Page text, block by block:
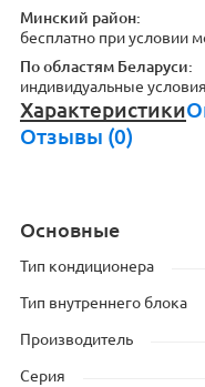
Минский район:
бесплатно при условии
По областям Беларуси:
индивидуальные условия
Характеристики
Отзывы (0)
Основные
Тип кондиционера
Тип внутреннего блока
Производитель
Серия